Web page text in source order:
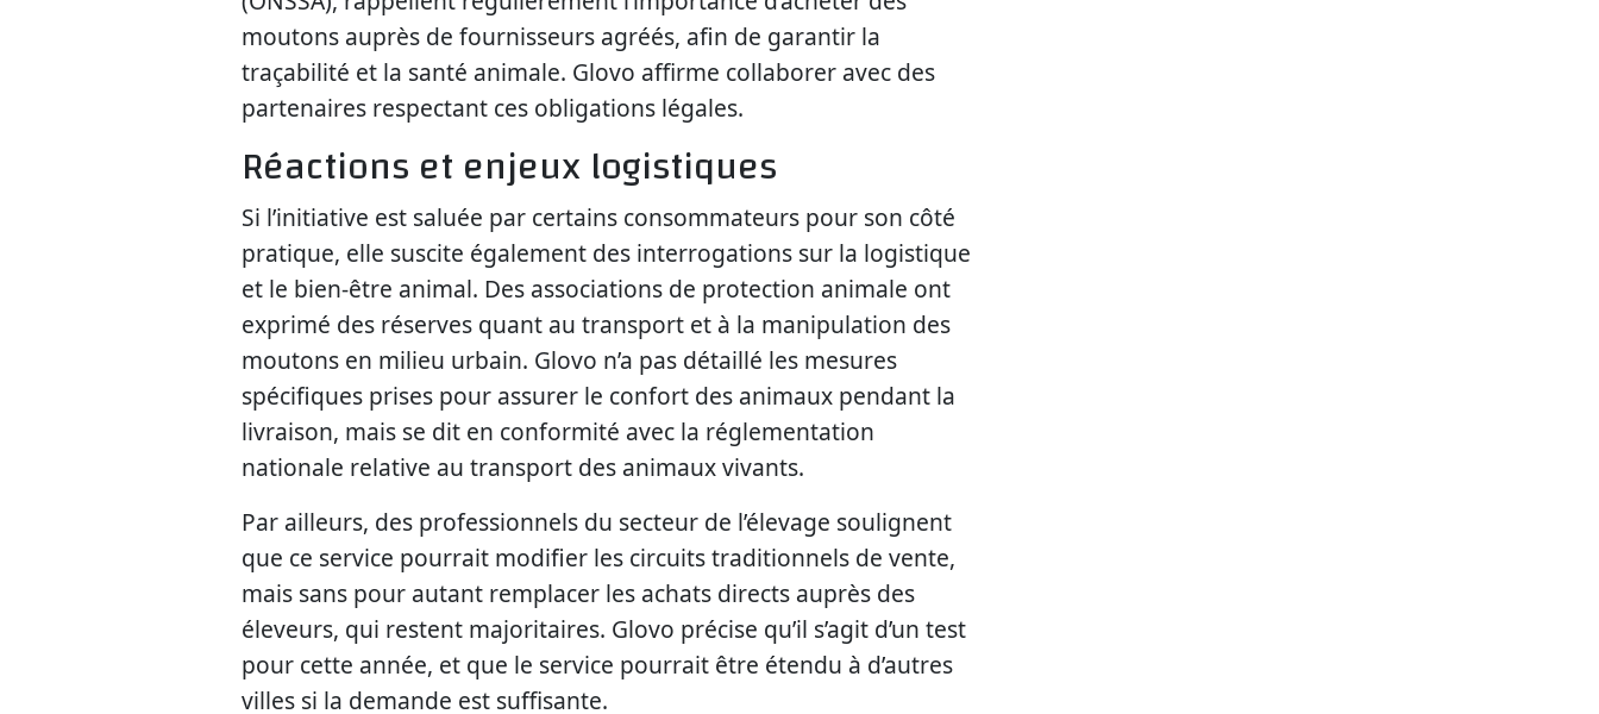
moutons auprès de fournisseurs agréés, afin de garantir la
traçabilité et la santé animale. Glovo affirme collaborer avec des
partenaires respectant ces obligations légales.
Réactions et enjeux logistiques
Si l’initiative est saluée par certains consommateurs pour son côté
pratique, elle suscite également des interrogations sur la logistique
et le bien-être animal. Des associations de protection animale ont
exprimé des réserves quant au transport et à la manipulation des
moutons en milieu urbain. Glovo n’a pas détaillé les mesures
spécifiques prises pour assurer le confort des animaux pendant la
livraison, mais se dit en conformité avec la réglementation
nationale relative au transport des animaux vivants.
Par ailleurs, des professionnels du secteur de l’élevage soulignent
que ce service pourrait modifier les circuits traditionnels de vente,
mais sans pour autant remplacer les achats directs auprès des
éleveurs, qui restent majoritaires. Glovo précise qu’il s’agit d’un test
pour cette année, et que le service pourrait être étendu à d’autres
villes si la demande est suffisante.